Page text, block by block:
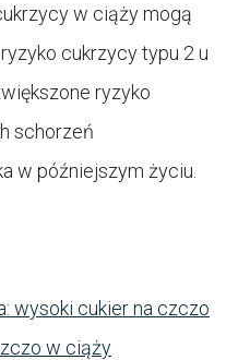
w ciąży mogą
cukrzycy typu 2 u
ryzyko
schorzeń
w późniejszym życiu.
wysoki cukier na czczo
w ciąży